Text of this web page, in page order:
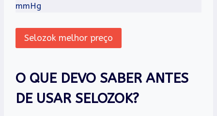
mmHg
Selozok melhor preço
O QUE DEVO SABER ANTES
DE USAR SELOZOK?